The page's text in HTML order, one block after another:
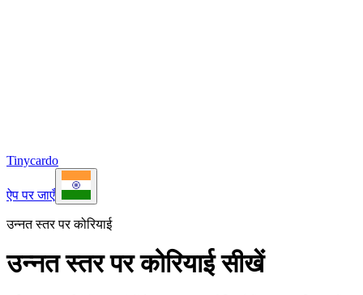
Tinycardo
ऐप पर जाएँ
उन्नत स्तर पर कोरियाई
उन्नत स्तर पर कोरियाई सीखें